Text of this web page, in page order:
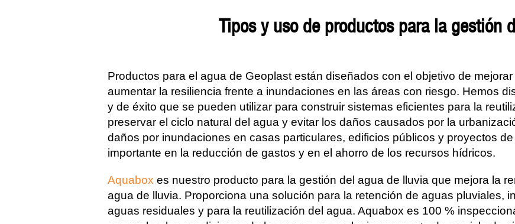
tipos y uso de productos para la gestión
Productos para el agua de Geoplast están diseñados con el objetivo de
aumentar la resiliencia frente a inundaciones en las áreas con riesgo. Hemos
y de éxito que se pueden utilizar para construir sistemas eficientes para la
preservar el ciclo natural del agua y evitar los daños causados por la
daños por inundaciones en casas particulares, edificios públicos y proyectos
importante en la reducción de gastos y en el ahorro de los recursos hídricos.
Aquabox es nuestro producto para la gestión del agua de lluvia que mejora la
agua de lluvia. Proporciona una solución para la retención de aguas pluviales,
aguas residuales y para la reutilización del agua. Aquabox es 100 %